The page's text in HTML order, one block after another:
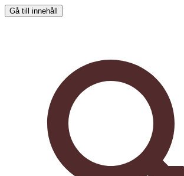
Gå till innehåll